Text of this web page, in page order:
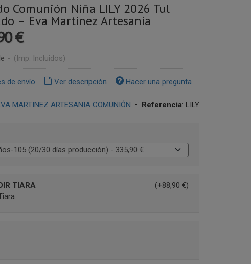
Comunión Niña LILY 2026 Tul
– Eva Martínez Artesanía
€
- (Imp. Incluidos)
de envío Ver descripción Hacer una pregunta
MARTINEZ ARTESANIA COMUNIÓN • Referencia: LILY
TIARA
(+88,90 €)